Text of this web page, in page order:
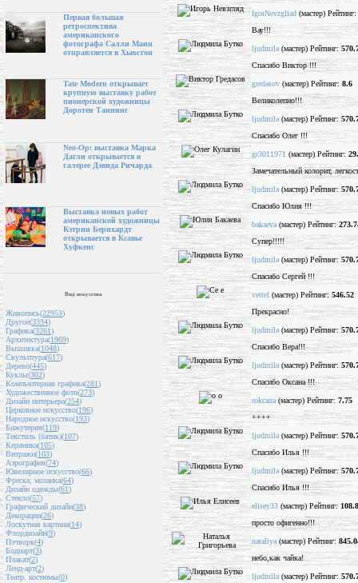
Первая большая
ретроспектива
американского
фотографа Салли Манн
отправляется в Хьюстон
Tate Modern открывает
крупную выставку работ
пионерской художницы
Доротеи Таннинг
Neo-Op: выставка Марка
Дагли открывается в
галерее Дэвида Ричарда
Выставка новых работ
американской художницы
Кэтрин Бернхардт
открывается в Ксавье
Хуфкенс
Вид искусства
Живопись(22953)
Другое(3334)
Графика(3261)
Архитектура(1969)
Вышивка(1048)
Скульптура(617)
Дерево(445)
Куклы(302)
Компьютерная графика(281)
Художественное фото(273)
Дизайн интерьера(254)
Церковное искусство(196)
Народное искусство(193)
Бижутерия(119)
Текстиль (батик)(107)
Керамика(105)
Витражи(103)
Аэрография(74)
Ювелирное искусство(66)
Фреска, мозаика(64)
Дизайн одежды(61)
Стекло(57)
Графический дизайн(38)
Декорации(26)
Лоскутная картина(14)
Флордизайн(9)
Пэчворк(4)
Бодиарт(3)
Плакат(2)
Ленд-арт(2)
Театр. костюмы(0)
IgorNevzgliad (мастер) Рейтинг:
Вау!!!
ljudmila (мастер) Рейтинг:
Спасибо Виктор !!!
gredasov (мастер) Рейтинг: 8.6
Великолепно!!!
ljudmila (мастер) Рейтинг:
Спасибо Олег !!!
gr3011971 (мастер) Рейтинг:
Замечательный колорит,
ljudmila (мастер) Рейтинг:
Спасибо Юлия !!!
bakaeva (мастер) Рейтинг:
Супер!!!!!
ljudmila (мастер) Рейтинг:
Спасибо Сергей !!!
vettel (мастер) Рейтинг: 546.52
Прекрасно!
ljudmila (мастер) Рейтинг:
Спасибо Вера!!!
ljudmila (мастер) Рейтинг:
Спасибо Оксана !!!
rokcana (мастер) Рейтинг: 7.75
++++
ljudmila (мастер) Рейтинг:
Спасибо Илья !!!
ljudmila (мастер) Рейтинг:
Спасибо Илья !!!
elisey33 (мастер) Рейтинг:
просто офигенно!!!
nataliya (мастер) Рейтинг:
небо,как чайка!
ljudmila (мастер) Рейтинг: